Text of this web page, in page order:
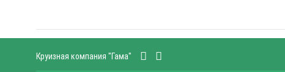
Круизная компания "Гама"